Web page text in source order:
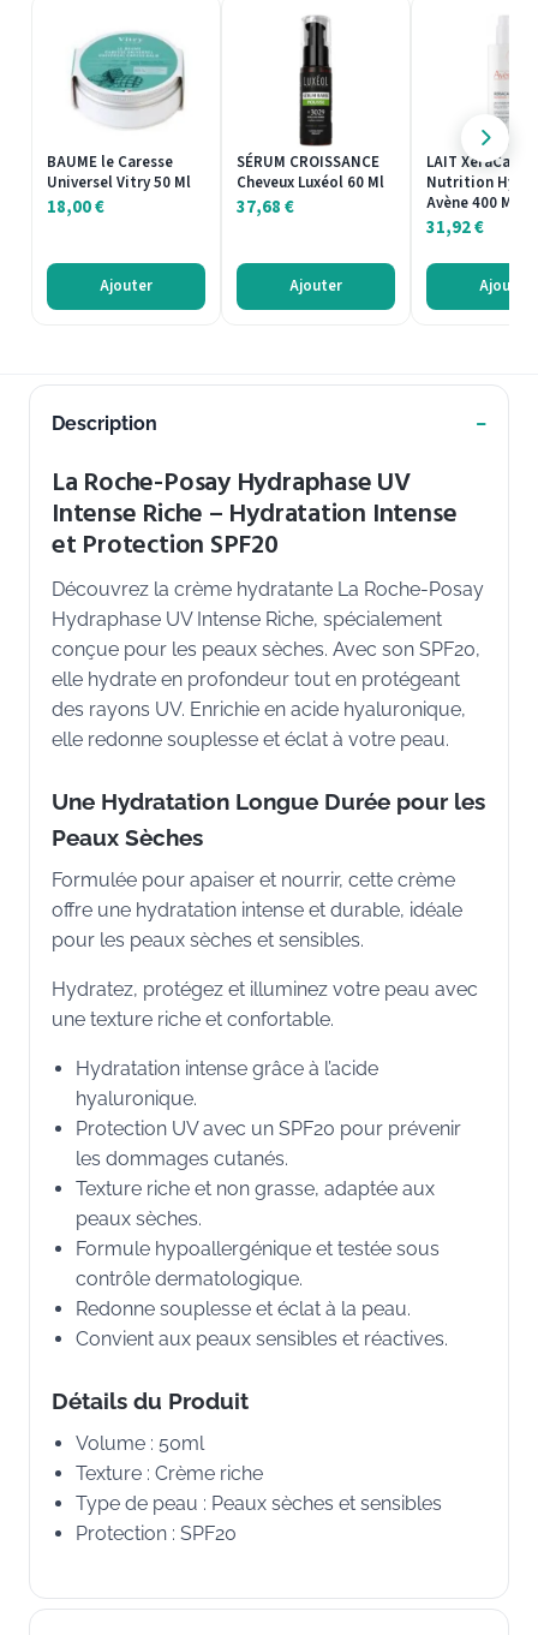
BAUME le Caresse
Universel Vitry 50 Ml
18,00€
Ajouter
SÉRUM CROISSANCE
Cheveux Luxéol 60 Ml
37,68€
Ajouter
LAIT XeraCalm
Nutrition
Avène 400 Ml
31,92€
Ajouter
Description
La Roche-Posay Hydraphase UV
Intense Riche – Hydratation Intense
et Protection SPF20
Découvrez la crème hydratante La Roche-Posay
Hydraphase UV Intense Riche, spécialement
conçue pour les peaux sèches. Avec son SPF20,
elle hydrate en profondeur tout en protégeant
des rayons UV. Enrichie en acide hyaluronique,
elle redonne souplesse et éclat à votre peau.
Une Hydratation Longue Durée pour les
Peaux Sèches
Formulée pour apaiser et nourrir, cette crème
offre une hydratation intense et durable, idéale
pour les peaux sèches et sensibles.
Hydratez, protégez et illuminez votre peau avec
une texture riche et confortable.
Hydratation intense grâce à l’acide
hyaluronique.
Protection UV avec un SPF20 pour prévenir
les dommages cutanés.
Texture riche et non grasse, adaptée aux
peaux sèches.
Formule hypoallergénique et testée sous
contrôle dermatologique.
Redonne souplesse et éclat à la peau.
Convient aux peaux sensibles et réactives.
Détails du Produit
Volume : 50ml
Texture : Crème riche
Type de peau : Peaux sèches et sensibles
Protection : SPF20